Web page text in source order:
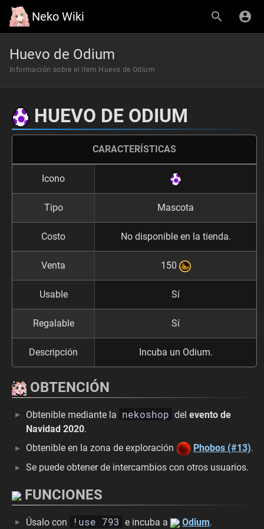
Neko Wiki
Huevo de Odium
Información sobre el item Huevo de Odium
HUEVO DE ODIUM
CARACTERÍSTICAS
Icono
Tipo Mascota
Costo No disponible en la tienda.
Venta 150
Usable Sí
Regalable Sí
Descripción Incuba un Odium.
OBTENCIÓN
Obtenible mediante la nekoshop del evento de
Navidad 2020.
Obtenible en la zona de exploración
Phobos (#13).
Se puede obtener de intercambios con otros usuarios.
FUNCIONES
Úsalo con !use 793 e incuba a Odium.